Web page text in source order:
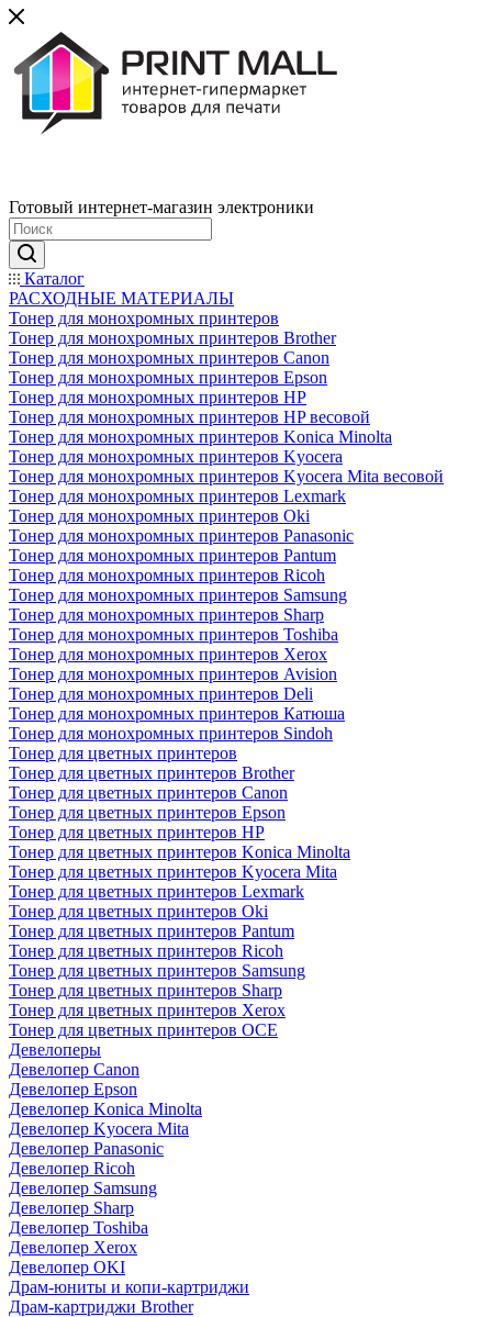
Готовый интернет-магазин электроники
Каталог
РАСХОДНЫЕ МАТЕРИАЛЫ
Тонер для монохромных принтеров
Тонер для монохромных принтеров Brother
Тонер для монохромных принтеров Canon
Тонер для монохромных принтеров Epson
Тонер для монохромных принтеров HP
Тонер для монохромных принтеров HP весовой
Тонер для монохромных принтеров Konica Minolta
Тонер для монохромных принтеров Kyocera
Тонер для монохромных принтеров Kyocera Mita весовой
Тонер для монохромных принтеров Lexmark
Тонер для монохромных принтеров Oki
Тонер для монохромных принтеров Panasonic
Тонер для монохромных принтеров Pantum
Тонер для монохромных принтеров Ricoh
Тонер для монохромных принтеров Samsung
Тонер для монохромных принтеров Sharp
Тонер для монохромных принтеров Toshiba
Тонер для монохромных принтеров Xerox
Тонер для монохромных принтеров Avision
Тонер для монохромных принтеров Deli
Тонер для монохромных принтеров Катюша
Тонер для монохромных принтеров Sindoh
Тонер для цветных принтеров
Тонер для цветных принтеров Brother
Тонер для цветных принтеров Canon
Тонер для цветных принтеров Epson
Тонер для цветных принтеров HP
Тонер для цветных принтеров Konica Minolta
Тонер для цветных принтеров Kyocera Mita
Тонер для цветных принтеров Lexmark
Тонер для цветных принтеров Oki
Тонер для цветных принтеров Pantum
Тонер для цветных принтеров Ricoh
Тонер для цветных принтеров Samsung
Тонер для цветных принтеров Sharp
Тонер для цветных принтеров Xerox
Тонер для цветных принтеров OCE
Девелоперы
Девелопер Canon
Девелопер Epson
Девелопер Konica Minolta
Девелопер Kyocera Mita
Девелопер Panasonic
Девелопер Ricoh
Девелопер Samsung
Девелопер Sharp
Девелопер Toshiba
Девелопер Xerox
Девелопер OKI
Драм-юниты и копи-картриджи
Драм-картриджи Brother